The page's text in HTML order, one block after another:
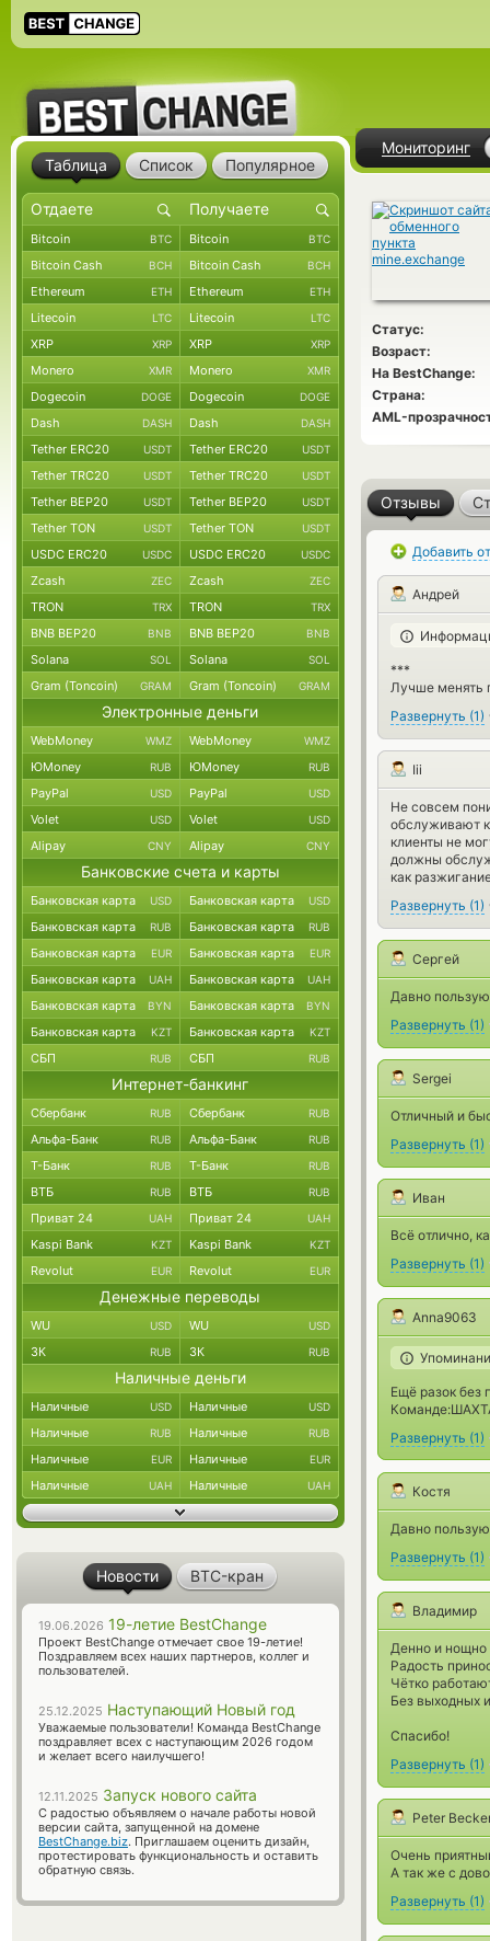
Мониторинг
Статус:
Возраст:
На BestChange:
Страна:
AML-
Отзывы
Добавить
Андрей
***
Лучше менять
Развернуть (1)
Iii
Не совсем
обслуживают
клиенты не
должны
как
Развернуть (1)
Сергей
Давно
Развернуть (1)
Sergei
Отличный и
Развернуть (1)
Иван
Всё отлично,
Развернуть (1)
Anna9063
Ещё разок без
Развернуть (1)
Костя
Давно
Развернуть (1)
Владимир
Денно и нощно
Радость
Чётко
Без выходных
Спасибо!
Развернуть (1)
Peter
Очень
А так же с
Развернуть (1)
Таблица Список Популярное
Bitcoin BTC Bitcoin BTC
Bitcoin Cash BCH Bitcoin Cash BCH
Ethereum ETH Ethereum ETH
Litecoin LTC Litecoin LTC
XRP XRP XRP XRP
Monero XMR Monero XMR
Dogecoin DOGE Dogecoin DOGE
Dash DASH Dash DASH
Tether ERC20 USDT Tether ERC20 USDT
Tether TRC20 USDT Tether TRC20 USDT
Tether BEP20 USDT Tether BEP20 USDT
Tether TON USDT Tether TON USDT
USDC ERC20 USDC USDC ERC20 USDC
Zcash ZEC Zcash ZEC
TRON TRX TRON TRX
BNB BEP20 BNB BNB BEP20 BNB
Solana SOL Solana SOL
Gram (Toncoin) GRAM Gram (Toncoin) GRAM
Электронные деньги
WebMoney WMZ WebMoney WMZ
ЮMoney RUB ЮMoney RUB
PayPal USD PayPal USD
Volet USD Volet USD
Alipay CNY Alipay CNY
Банковские счета и карты
Банковская карта USD Банковская карта USD
Банковская карта RUB Банковская карта RUB
Банковская карта EUR Банковская карта EUR
Банковская карта UAH Банковская карта UAH
Банковская карта BYN Банковская карта BYN
Банковская карта KZT Банковская карта KZT
СБП RUB СБП RUB
Интернет-банкинг
Сбербанк RUB Сбербанк RUB
Альфа-Банк RUB Альфа-Банк RUB
Т-Банк RUB Т-Банк RUB
ВТБ RUB ВТБ RUB
Приват 24 UAH Приват 24 UAH
Kaspi Bank KZT Kaspi Bank KZT
Revolut EUR Revolut EUR
Денежные переводы
WU USD WU USD
ЗК RUB ЗК RUB
Наличные деньги
Наличные USD Наличные USD
Наличные RUB Наличные RUB
Наличные EUR Наличные EUR
Наличные UAH Наличные UAH
Новости BTC-кран
19.06.2026 19-летие BestChange
Проект BestChange отмечает свое 19-летие!
Поздравляем всех наших партнеров, коллег и
пользователей.
25.12.2025 Наступающий Новый год
Уважаемые пользователи! Команда BestChange
поздравляет всех с наступающим 2026 годом
и желает всего наилучшего!
12.11.2025 Запуск нового сайта
С радостью объявляем о начале работы новой
версии сайта, запущенной на домене
BestChange.biz. Приглашаем оценить дизайн,
протестировать функциональность и оставить
обратную связь.